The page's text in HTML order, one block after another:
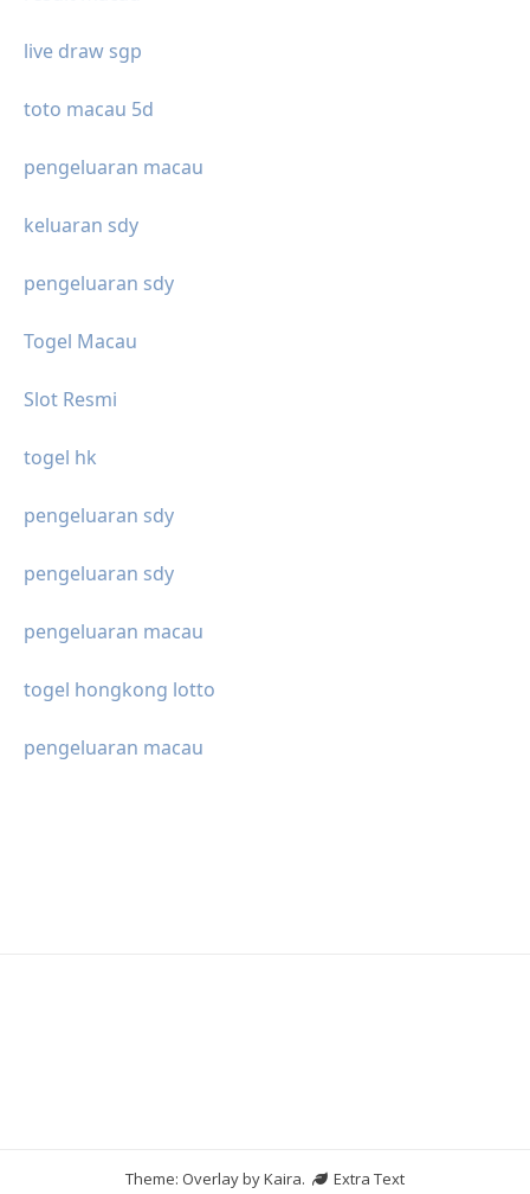
live draw sgp
toto macau 5d
pengeluaran macau
keluaran sdy
pengeluaran sdy
Togel Macau
Slot Resmi
togel hk
pengeluaran sdy
pengeluaran sdy
pengeluaran macau
togel hongkong lotto
pengeluaran macau
Theme: Overlay byKaira. Extra Text